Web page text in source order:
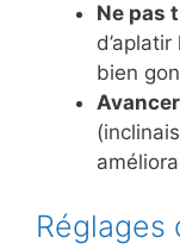
Ne pas
bien
Réglages